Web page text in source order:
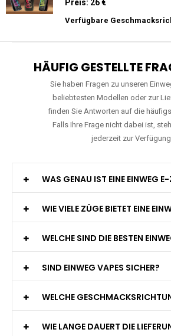
Preis: 26 €
Verfügbare
HÄUFIG GESTELLTE
Sie haben Fragen zu unseren
beliebtesten Modellen oder zur
finden Sie Antworten auf die
Falls Ihre Frage nicht dabei ist,
jederzeit zur
WAS GENAU IST EINE EINWEG
WIE VIELE ZÜGE BIETET EINE
WELCHE SIND DIE BESTEN
SIND EINWEG VAPES SICHER?
WELCHE
WIE LANGE DAUERT DIE